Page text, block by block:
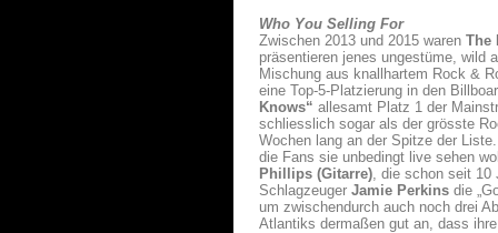
Who You Selling For
Zwischen 2013 und 2015 waren The
präsentieren jenes ungestüme, wild
Mischung aus knallhartem Rock &
eine Top-5-Platzierung in den
Knows“ allesamt Platz 1 der
schliesslich sogar als der grösste
Wochen lang an der Spitze der
die Fans sie unbedingt live sehen
Phillips (Gitarre), die schon seit 10
Schlagzeuger Jamie Perkins die
um zwischendurch auch noch drei
Atlantiks dermaßen gut an, dass